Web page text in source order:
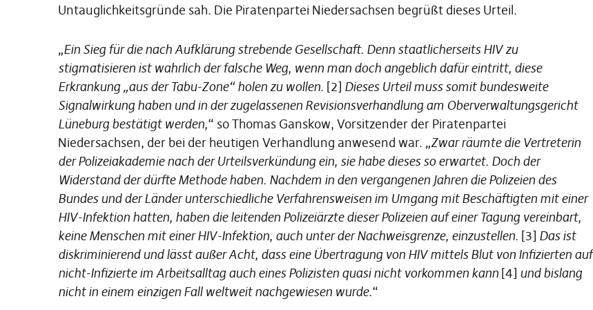
Untauglichkeitsgründe sah. Die Piratenpartei Niedersachsen begrüßt dieses Urteil.
„Ein Sieg für die nach Aufklärung strebende Gesellschaft. Denn staatlicherseits HIV zu
stigmatisieren ist wahrlich der falsche Weg, wenn man doch angeblich dafür eintritt, diese
Erkrankung „aus der Tabu-Zone“ holen zu wollen. [2] Dieses Urteil muss somit bundesweite
Signalwirkung haben und in der zugelassenen Revisionsverhandlung am Oberverwaltungsgericht
Lüneburg bestätigt werden,“ so Thomas Ganskow, Vorsitzender der Piratenpartei
Niedersachsen, der bei der heutigen Verhandlung anwesend war. „Zwar räumte die Vertreterin
der Polizeiakademie nach der Urteilsverkündung ein, sie habe dieses so erwartet. Doch der
Widerstand der dürfte Methode haben. Nachdem in den vergangenen Jahren die Polizeien des
Bundes und der Länder unterschiedliche Verfahrensweisen im Umgang mit Beschäftigten mit einer
HIV-Infektion hatten, haben die leitenden Polizeiärzte dieser Polizeien auf einer Tagung vereinbart,
keine Menschen mit einer HIV-Infektion, auch unter der Nachweisgrenze, einzustellen. [3] Das ist
diskriminierend und lässt außer Acht, dass eine Übertragung von HIV mittels Blut von Infizierten auf
nicht-Infizierte im Arbeitsalltag auch eines Polizisten quasi nicht vorkommen kann [4] und bislang
nicht in einem einzigen Fall weltweit nachgewiesen wurde.“